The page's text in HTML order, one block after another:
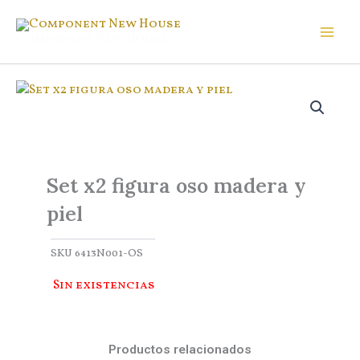
Set x2 figura oso madera y
piel
SKU 6413N001-OS
Sin existencias
Productos relacionados